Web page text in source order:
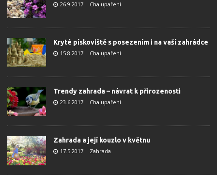
26.9.2017 Chalupaření
Kryté pískoviště s posezením i na vaší zahrádce
15.8.2017 Chalupaření
Trendy zahrada – návrat k přirozenosti
23.6.2017 Chalupaření
Zahrada a její kouzlo v květnu
17.5.2017 Zahrada